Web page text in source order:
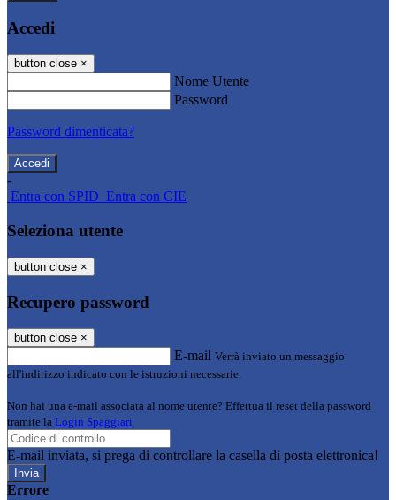
Accedi
button close ×
Nome Utente
Password
Password dimenticata?
-
Entra con SPID Entra con CIE
Seleziona utente
button close ×
Recupero password
button close ×
E-mail Verrà inviato un messaggio
all'indirizzo indicato con le istruzioni necessarie.
Non hai una e-mail associata al nome utente? Effettua il reset della password
tramite la Login Spaggiari
E-mail inviata, si prega di controllare la casella di posta elettronica!
Errore